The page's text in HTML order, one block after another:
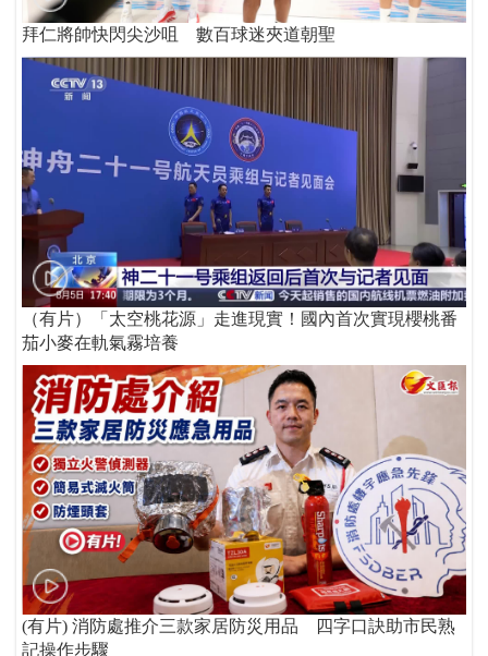
拜仁將帥快閃尖沙咀 數百球迷夾道朝聖
（有片）「太空桃花源」走進現實！國內首次實現櫻桃番
茄小麥在軌氣霧培養
(有片) 消防處推介三款家居防災用品 四字口訣助市民熟
記操作步驟